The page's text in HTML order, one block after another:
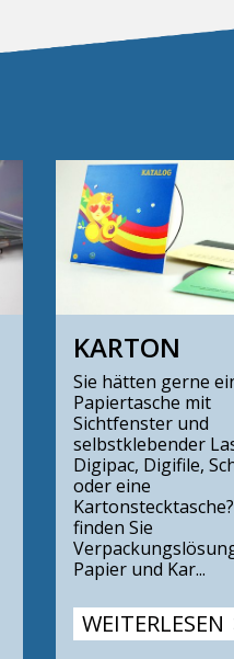
KARTON
Sie hätten gerne
Papiertasche mit
Sichtfenster und
selbstklebender
Digipac, Digifile,
oder eine
finden Sie
Papier und Kar...
WEITERLESEN